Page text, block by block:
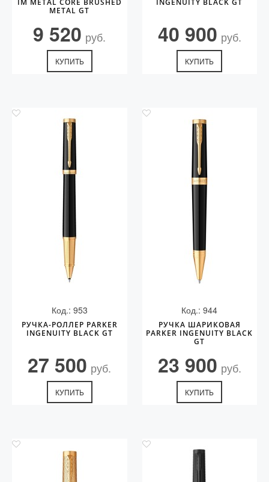
IM METAL CORE BRUSHED
METAL GT
9 520 руб.
КУПИТЬ
INGENUITY BLACK GT
40 900 руб.
КУПИТЬ
Код.: 953
РУЧКА-РОЛЛЕР PARKER
INGENUITY BLACK GT
27 500 руб.
КУПИТЬ
Код.: 944
РУЧКА ШАРИКОВАЯ
PARKER INGENUITY BLACK
GT
23 900 руб.
КУПИТЬ